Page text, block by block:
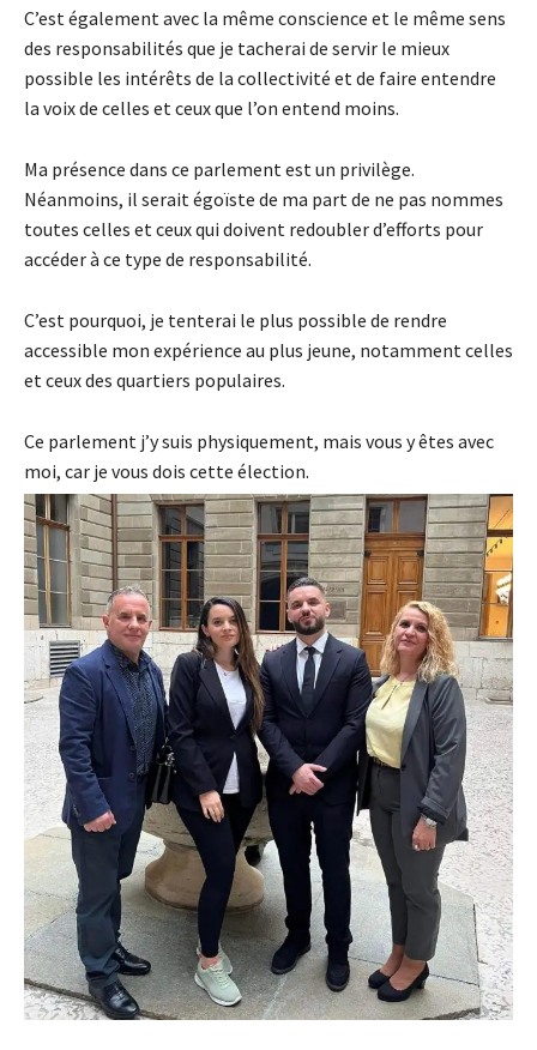
C’est également avec la même conscience et le même sens
des responsabilités que je tacherai de servir le mieux
possible les intérêts de la collectivité et de faire entendre
la voix de celles et ceux que l’on entend moins.
Ma présence dans ce parlement est un privilège.
Néanmoins, il serait égoïste de ma part de ne pas nommes
toutes celles et ceux qui doivent redoubler d’efforts pour
accéder à ce type de responsabilité.
C’est pourquoi, je tenterai le plus possible de rendre
accessible mon expérience au plus jeune, notamment celles
et ceux des quartiers populaires.
Ce parlement j’y suis physiquement, mais vous y êtes avec
moi, car je vous dois cette élection.